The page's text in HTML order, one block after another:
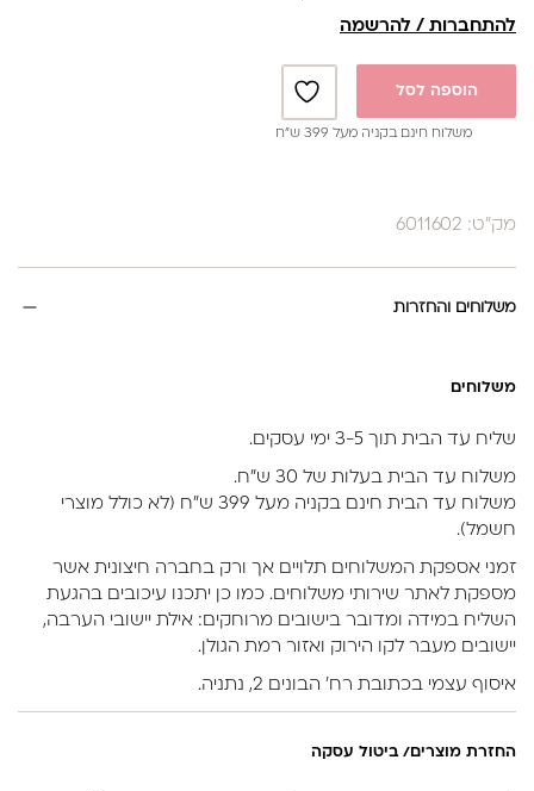
₪25.
₪10.
להתחברות / להרשמה
הוספה לסל
משלוח חינם בקניה מעל 399 ש”ח
מק"ט: 6011602
משלוחים והחזרות
משלוחים
שליח עד הבית תוך 3-5 ימי עסקים.
משלוח עד הבית בעלות של 30 ש״ח.
משלוח עד הבית חינם בקניה מעל 399 ש״ח (לא כולל מוצרי
חשמל).
זמני אספקת המשלוחים תלויים אך ורק בחברה חיצונית אשר
מספקת לאתר שירותי משלוחים. כמו כן יתכנו עיכובים בהגעת
השליח במידה ומדובר בישובים מרוחקים: אילת יישובי הערבה,
יישובים מעבר לקו הירוק ואזור רמת הגולן.
איסוף עצמי בכתובת רח’ הבונים 2, נתניה.
החזרת מוצרים/ ביטול עסקה